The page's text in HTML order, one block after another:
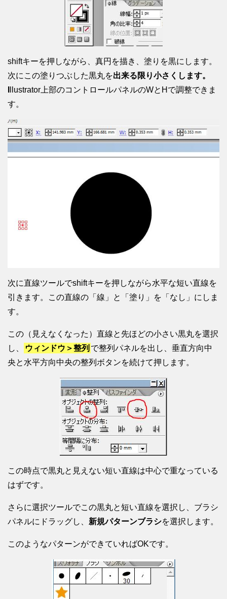
shiftキーを押しながら、真円を描き、塗りを黒にします。
次にこの塗りつぶした黒丸を出来る限り小さくします。
llustrator上部のコントロールパネルのWとHで調整できま
す。
次に直線ツールでshiftキーを押しながら水平な短い直線を
引きます。この直線の「線」と「塗り」を「なし」にしま
す。
この（見えなくなった）直線と先ほどの小さい黒丸を選択
し、
ウィンドウ＞整列 で整列パネルを出し、垂直方向中
央と水平方向中央の整列ボタンを続けて押します。
この時点で黒丸と見えない短い直線は中心で重なっている
はずです。
さらに選択ツールでこの黒丸と短い直線を選択し、ブラシ
パネルにドラッグし、 新規パターンブラシを選択します。
このようなパターンができていればOKです。